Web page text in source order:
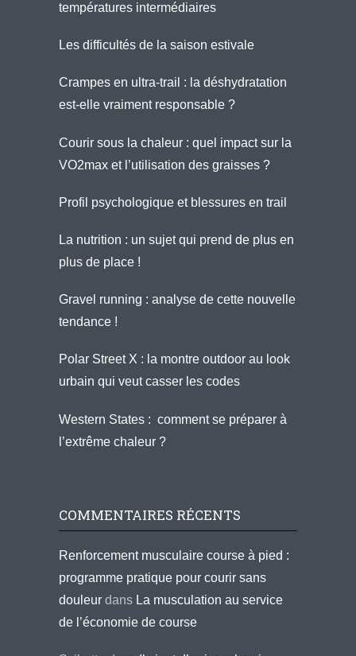
températures intermédiaires
Les difficultés de la saison estivale
Crampes en ultra-trail : la déshydratation
est-elle vraiment responsable ?
Courir sous la chaleur : quel impact sur la
VO2max et l’utilisation des graisses ?
Profil psychologique et blessures en trail
La nutrition : un sujet qui prend de plus en
plus de place !
Gravel running : analyse de cette nouvelle
tendance !
Polar Street X : la montre outdoor au look
urbain qui veut casser les codes
Western States : comment se préparer à
l’extrême chaleur ?
COMMENTAIRES RÉCENTS
Renforcement musculaire course à pied :
programme pratique pour courir sans
douleur dans La musculation au service
de l’économie de course